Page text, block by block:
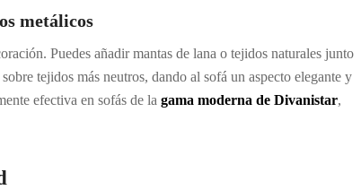
metálicos
Puedes añadir mantas de lana o tejidos naturales junto
tejidos más neutros, dando al sofá un aspecto elegante y
efectiva en sofás de la gama moderna de Divanistar,